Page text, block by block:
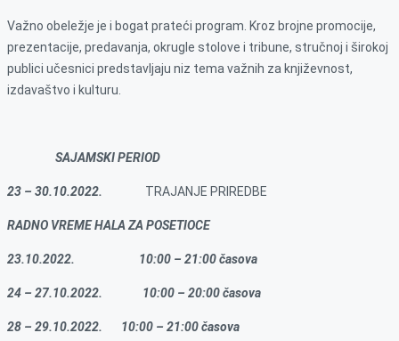
Važno obeležje je i bogat prateći program. Kroz brojne promocije,
prezentacije, predavanja, okrugle stolove i tribune, stručnoj i širokoj
publici učesnici predstavljaju niz tema važnih za književnost,
izdavaštvo i kulturu.
SAJAMSKI PERIOD
23 – 30.10.2022. TRAJANJE PRIREDBE
RADNO VREME HALA ZA POSETIOCE
23.10.2022. 10:00 – 21:00 časova
24 – 27.10.2022. 10:00 – 20:00 časova
28 – 29.10.2022. 10:00 – 21:00 časova